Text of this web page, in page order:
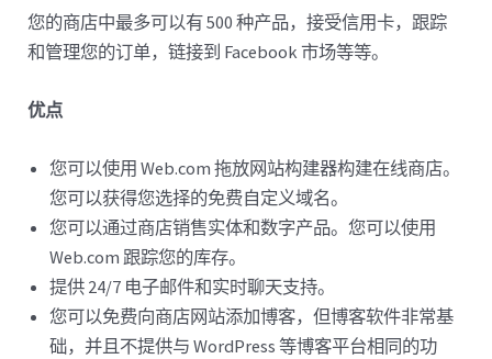
您的商店中最多可以有 500 种产品，接受信用卡，跟踪
和管理您的订单，链接到 Facebook 市场等等。
优点
您可以使用 Web.com 拖放网站构建器构建在线商店。
您可以获得您选择的免费自定义域名。
您可以通过商店销售实体和数字产品。您可以使用
Web.com 跟踪您的库存。
提供 24/7 电子邮件和实时聊天支持。
您可以免费向商店网站添加博客，但博客软件非常基
础，并且不提供与 WordPress 等博客平台相同的功